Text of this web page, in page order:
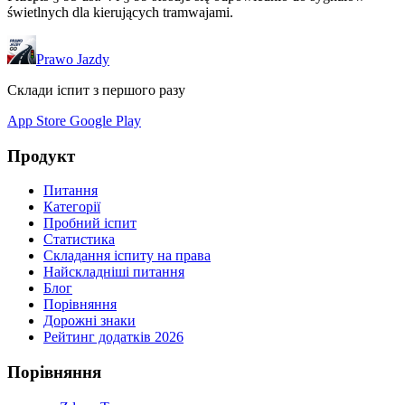
świetlnych dla kierujących tramwajami.
Prawo Jazdy
Склади іспит з першого разу
App Store Google Play
Продукт
Питання
Категорії
Пробний іспит
Статистика
Складання іспиту на права
Найскладніші питання
Блог
Порівняння
Дорожні знаки
Рейтинг додатків 2026
Порівняння